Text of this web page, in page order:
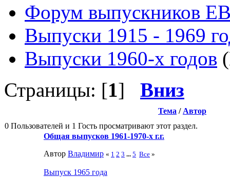
Форум выпускников
Выпуски 1915 - 1969
Выпуски 1960-х годов
Страницы: [1] Вниз
Тема / Автор
0 Пользователей и 1 Гость просматривают этот раздел.
Общая выпусков 1961-1970-х г.г.
Автор Влaдимир « 1 2 3 ... 5 Все »
Выпуск 1965 года